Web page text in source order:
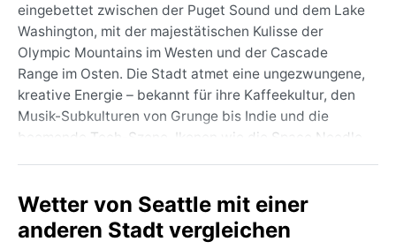
eingebettet zwischen der Puget Sound und dem Lake
Washington, mit der majestätischen Kulisse der
Olympic Mountains im Westen und der Cascade
Range im Osten. Die Stadt atmet eine ungezwungene,
kreative Energie – bekannt für ihre Kaffeekultur, den
Musik-Subkulturen von Grunge bis Indie und die
boomende Tech-Szene. Ikonen wie die Space Needle,
spürt man die Nähe zur Natur: dichte Wälder reichen
bis an die Vororte, und vom Stadtpark aus blickt man
auf schneebedeckte Vulkane wie den Mount Rainier.
Wetter von Seattle mit einer
anderen Stadt vergleichen